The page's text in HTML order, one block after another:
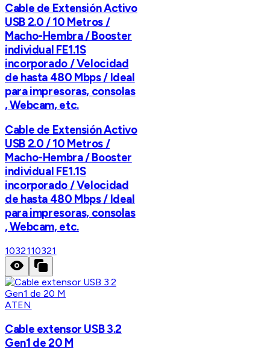
Cable de Extensión Activo
USB 2.0 / 10 Metros /
Macho-Hembra / Booster
individual FE1.1S
incorporado / Velocidad
de hasta 480 Mbps / Ideal
para impresoras, consolas
, Webcam, etc.
Cable de Extensión Activo
USB 2.0 / 10 Metros /
Macho-Hembra / Booster
individual FE1.1S
incorporado / Velocidad
de hasta 480 Mbps / Ideal
para impresoras, consolas
, Webcam, etc.
1032110321
ATEN
Cable extensor USB 3.2
Gen1 de 20 M